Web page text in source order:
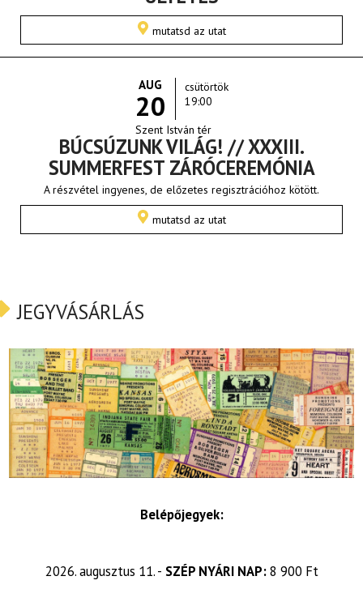
mutatsd az utat
AUG
20
csütörtök
19:00
Szent István tér
BÚCSÚZUNK VILÁG! // XXXIII.
SUMMERFEST ZÁRÓCEREMÓNIA
A részvétel ingyenes, de előzetes regisztrációhoz kötött.
mutatsd az utat
JEGYVÁSÁRLÁS
Belépőjegyek:
2026. augusztus 11. - SZÉP NYÁRI NAP:8 900 Ft